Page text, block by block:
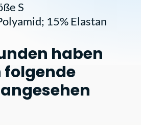
S
15% Elastan
haben
folgende